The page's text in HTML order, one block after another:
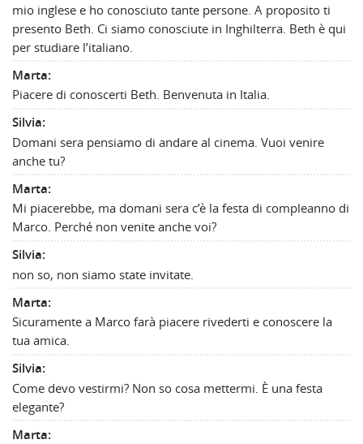
mio inglese e ho conosciuto tante persone. A proposito ti
presento Beth. Ci siamo conosciute in Inghilterra. Beth è qui
per studiare l’italiano.
Marta:
Piacere di conoscerti Beth. Benvenuta in Italia.
Silvia:
Domani sera pensiamo di andare al cinema. Vuoi venire
anche tu?
Marta:
Mi piacerebbe, ma domani sera c’è la festa di compleanno di
Marco. Perché non venite anche voi?
Silvia:
non so, non siamo state invitate.
Marta:
Sicuramente a Marco farà piacere rivederti e conoscere la
tua amica.
Silvia:
Come devo vestirmi? Non so cosa mettermi. È una festa
elegante?
Marta: